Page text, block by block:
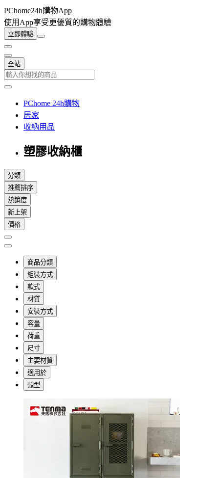
PChome24h購物App
使用App享受更優質的購物體驗
立即體驗
全站
PChome 24h購物
居家
收納用品
塑膠收納櫃
分類
推薦排序
熱銷度
新上架
價格
商品分類
組裝方式
款式
材質
安裝方式
容量
荷重
尺寸
主要材質
適用於
類型